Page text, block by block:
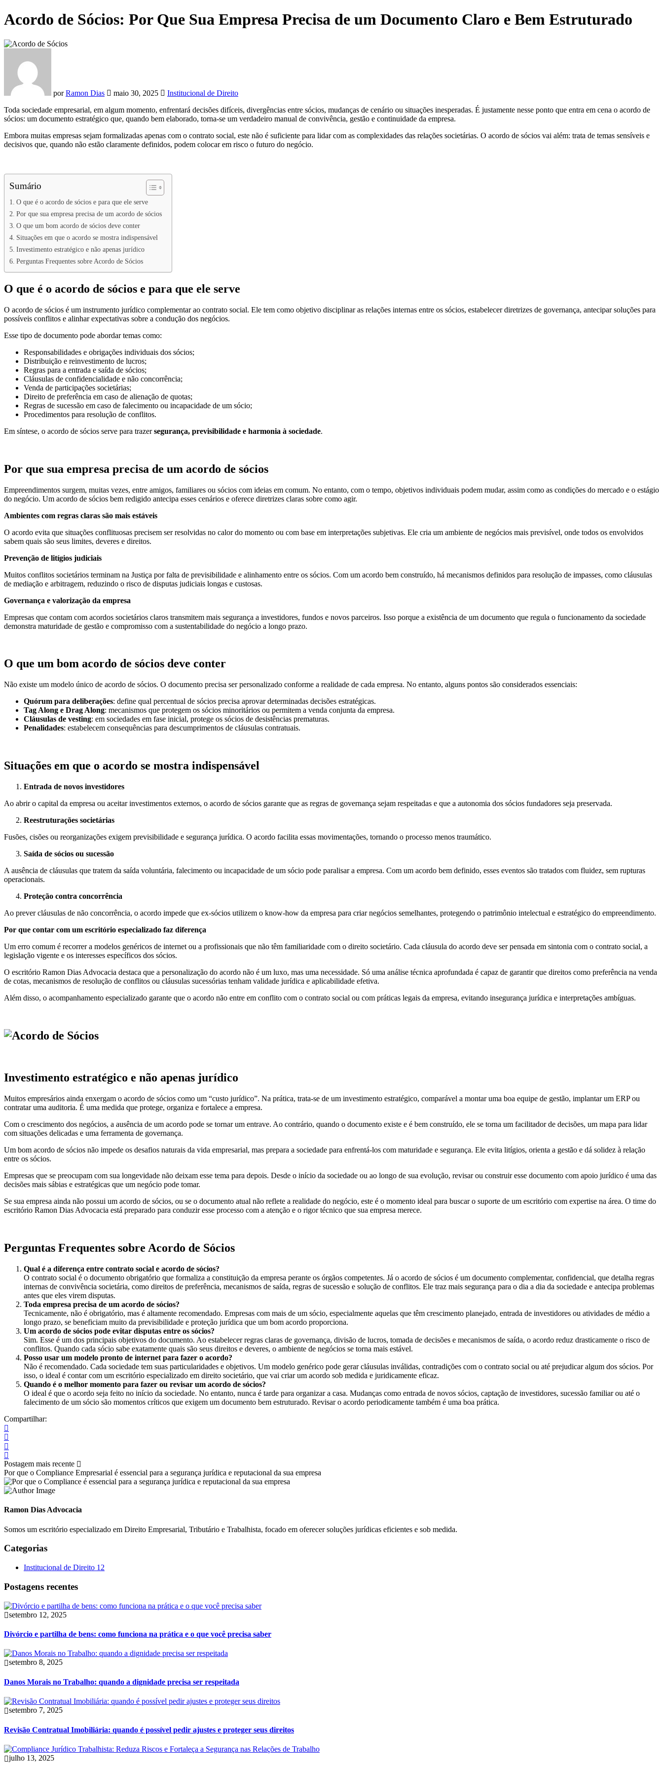
Acordo de Sócios: Por Que Sua Empresa Precisa de um Documento Claro e Bem Estruturado
porRamon Dias maio 30, 2025
Institucional de Direito
Toda sociedade empresarial, em algum momento, enfrentará decisões difíceis, divergências entre sócios, mudanças de cenário ou situações inesperadas. É justamente nesse ponto que entra em cena o acordo de
sócios: um documento estratégico que, quando bem elaborado, torna-se um verdadeiro manual de convivência, gestão e continuidade da empresa.
Embora muitas empresas sejam formalizadas apenas com o contrato social, este não é suficiente para lidar com as complexidades das relações societárias. O acordo de sócios vai além: trata de temas sensíveis e
decisivos que, quando não estão claramente definidos, podem colocar em risco o futuro do negócio.
Sumário
O que é o acordo de sócios e para que ele serve
Por que sua empresa precisa de um acordo de sócios
O que um bom acordo de sócios deve conter
Situações em que o acordo se mostra indispensável
Investimento estratégico e não apenas jurídico
Perguntas Frequentes sobre Acordo de Sócios
O que é o acordo de sócios e para que ele serve
O acordo de sócios é um instrumento jurídico complementar ao contrato social. Ele tem como objetivo disciplinar as relações internas entre os sócios, estabelecer diretrizes de governança, antecipar soluções para
possíveis conflitos e alinhar expectativas sobre a condução dos negócios.
Esse tipo de documento pode abordar temas como:
Responsabilidades e obrigações individuais dos sócios;
Distribuição e reinvestimento de lucros;
Regras para a entrada e saída de sócios;
Cláusulas de confidencialidade e não concorrência;
Venda de participações societárias;
Direito de preferência em caso de alienação de quotas;
Regras de sucessão em caso de falecimento ou incapacidade de um sócio;
Procedimentos para resolução de conflitos.
Em síntese, o acordo de sócios serve para trazersegurança, previsibilidade e harmonia à sociedade.
Por que sua empresa precisa de um acordo de sócios
Empreendimentos surgem, muitas vezes, entre amigos, familiares ou sócios com ideias em comum. No entanto, com o tempo, objetivos individuais podem mudar, assim como as condições do mercado e o estágio
do negócio. Um acordo de sócios bem redigido antecipa esses cenários e oferece diretrizes claras sobre como agir.
Ambientes com regras claras são mais estáveis
O acordo evita que situações conflituosas precisem ser resolvidas no calor do momento ou com base em interpretações subjetivas. Ele cria um ambiente de negócios mais previsível, onde todos os envolvidos
sabem quais são seus limites, deveres e direitos.
Prevenção de litígios judiciais
Muitos conflitos societários terminam na Justiça por falta de previsibilidade e alinhamento entre os sócios. Com um acordo bem construído, há mecanismos definidos para resolução de impasses, como cláusulas
de mediação e arbitragem, reduzindo o risco de disputas judiciais longas e custosas.
Governança e valorização da empresa
Empresas que contam com acordos societários claros transmitem mais segurança a investidores, fundos e novos parceiros. Isso porque a existência de um documento que regula o funcionamento da sociedade
demonstra maturidade de gestão e compromisso com a sustentabilidade do negócio a longo prazo.
O que um bom acordo de sócios deve conter
Não existe um modelo único de acordo de sócios. O documento precisa ser personalizado conforme a realidade de cada empresa. No entanto, alguns pontos são considerados essenciais:
Quórum para deliberações: define qual percentual de sócios precisa aprovar determinadas decisões estratégicas.
Tag Along e Drag Along: mecanismos que protegem os sócios minoritários ou permitem a venda conjunta da empresa.
Cláusulas de vesting: em sociedades em fase inicial, protege os sócios de desistências prematuras.
Penalidades: estabelecem consequências para descumprimentos de cláusulas contratuais.
Situações em que o acordo se mostra indispensável
Entrada de novos investidores
Ao abrir o capital da empresa ou aceitar investimentos externos, o acordo de sócios garante que as regras de governança sejam respeitadas e que a autonomia dos sócios fundadores seja preservada.
Reestruturações societárias
Fusões, cisões ou reorganizações exigem previsibilidade e segurança jurídica. O acordo facilita essas movimentações, tornando o processo menos traumático.
Saída de sócios ou sucessão
A ausência de cláusulas que tratem da saída voluntária, falecimento ou incapacidade de um sócio pode paralisar a empresa. Com um acordo bem definido, esses eventos são tratados com fluidez, sem rupturas
operacionais.
Proteção contra concorrência
Ao prever cláusulas de não concorrência, o acordo impede que ex-sócios utilizem o know-how da empresa para criar negócios semelhantes, protegendo o patrimônio intelectual e estratégico do empreendimento.
Por que contar com um escritório especializado faz diferença
Um erro comum é recorrer a modelos genéricos de internet ou a profissionais que não têm familiaridade com o direito societário. Cada cláusula do acordo deve ser pensada em sintonia com o contrato social, a
legislação vigente e os interesses específicos dos sócios.
O escritório Ramon Dias Advocacia destaca que a personalização do acordo não é um luxo, mas uma necessidade. Só uma análise técnica aprofundada é capaz de garantir que direitos como preferência na venda
de cotas, mecanismos de resolução de conflitos ou cláusulas sucessórias tenham validade jurídica e aplicabilidade efetiva.
Além disso, o acompanhamento especializado garante que o acordo não entre em conflito com o contrato social ou com práticas legais da empresa, evitando insegurança jurídica e interpretações ambíguas.
Investimento estratégico e não apenas jurídico
Muitos empresários ainda enxergam o acordo de sócios como um “custo jurídico”. Na prática, trata-se de um investimento estratégico, comparável a montar uma boa equipe de gestão, implantar um ERP ou
contratar uma auditoria. É uma medida que protege, organiza e fortalece a empresa.
Com o crescimento dos negócios, a ausência de um acordo pode se tornar um entrave. Ao contrário, quando o documento existe e é bem construído, ele se torna um facilitador de decisões, um mapa para lidar
com situações delicadas e uma ferramenta de governança.
Um bom acordo de sócios não impede os desafios naturais da vida empresarial, mas prepara a sociedade para enfrentá-los com maturidade e segurança. Ele evita litígios, orienta a gestão e dá solidez à relação
entre os sócios.
Empresas que se preocupam com sua longevidade não deixam esse tema para depois. Desde o início da sociedade ou ao longo de sua evolução, revisar ou construir esse documento com apoio jurídico é uma das
decisões mais sábias e estratégicas que um negócio pode tomar.
Se sua empresa ainda não possui um acordo de sócios, ou se o documento atual não reflete a realidade do negócio, este é o momento ideal para buscar o suporte de um escritório com expertise na área. O time do
escritório Ramon Dias Advocacia está preparado para conduzir esse processo com a atenção e o rigor técnico que sua empresa merece.
Perguntas Frequentes sobre Acordo de Sócios
Qual é a diferença entre contrato social e acordo de sócios?
O contrato social é o documento obrigatório que formaliza a constituição da empresa perante os órgãos competentes. Já o acordo de sócios é um documento complementar, confidencial, que detalha regras
internas de convivência societária, como direitos de preferência, mecanismos de saída, regras de sucessão e solução de conflitos. Ele traz mais segurança para o dia a dia da sociedade e antecipa problemas
antes que eles virem disputas.
Toda empresa precisa de um acordo de sócios?
Tecnicamente, não é obrigatório, mas é altamente recomendado. Empresas com mais de um sócio, especialmente aquelas que têm crescimento planejado, entrada de investidores ou atividades de médio a
longo prazo, se beneficiam muito da previsibilidade e proteção jurídica que um bom acordo proporciona.
Um acordo de sócios pode evitar disputas entre os sócios?
Sim. Esse é um dos principais objetivos do documento. Ao estabelecer regras claras de governança, divisão de lucros, tomada de decisões e mecanismos de saída, o acordo reduz drasticamente o risco de
conflitos. Quando cada sócio sabe exatamente quais são seus direitos e deveres, o ambiente de negócios se torna mais estável.
Posso usar um modelo pronto de internet para fazer o acordo?
Não é recomendado. Cada sociedade tem suas particularidades e objetivos. Um modelo genérico pode gerar cláusulas inválidas, contradições com o contrato social ou até prejudicar algum dos sócios. Por
isso, o ideal é contar com um escritório especializado em direito societário, que vai criar um acordo sob medida e juridicamente eficaz.
Quando é o melhor momento para fazer ou revisar um acordo de sócios?
O ideal é que o acordo seja feito no início da sociedade. No entanto, nunca é tarde para organizar a casa. Mudanças como entrada de novos sócios, captação de investidores, sucessão familiar ou até o
falecimento de um sócio são momentos críticos que exigem um documento bem estruturado. Revisar o acordo periodicamente também é uma boa prática.
Compartilhar:
Postagem mais recente
Por que o Compliance Empresarial é essencial para a segurança jurídica e reputacional da sua empresa
Ramon Dias Advocacia
Somos um escritório especializado em Direito Empresarial, Tributário e Trabalhista, focado em oferecer soluções jurídicas eficientes e sob medida.
Categorias
Institucional de Direito 12
Postagens recentes
setembro 12, 2025
Divórcio e partilha de bens: como funciona na prática e o que você precisa saber
setembro 8, 2025
Danos Morais no Trabalho: quando a dignidade precisa ser respeitada
setembro 7, 2025
Revisão Contratual Imobiliária: quando é possível pedir ajustes e proteger seus direitos
julho 13, 2025